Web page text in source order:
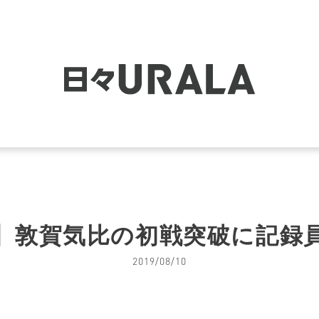
敦賀気比の初戦突破に記録
2019/08/10